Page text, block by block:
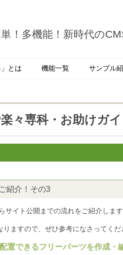
！多機能！新時代の
」とは 機能一覧 サンプル
々専科・お助けガイ
紹介！その3
サイト公開までの流れをご紹介します
ますので、ぜひ参考になさってくだ
置できるフリーパーツを作成・